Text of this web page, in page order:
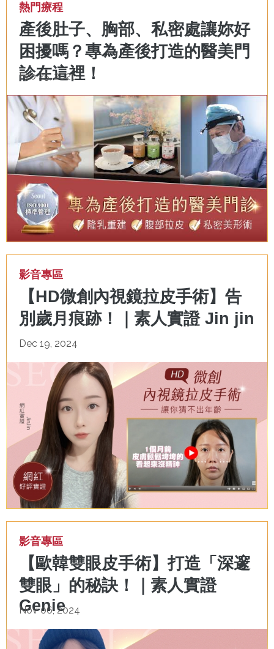
熱門療程
產後肚子、胸部、私密處讓妳好
困擾嗎？專為產後打造的醫美門
診在這裡！
Feb 25, 2021
影音專區
【HD微創內視鏡拉皮手術】告
別歲月痕跡！｜素人實證 Jin jin
Dec 19, 2024
影音專區
【歐韓雙眼皮手術】打造「深邃
雙眼」的秘訣！｜素人實證
Genie
Nov 06, 2024